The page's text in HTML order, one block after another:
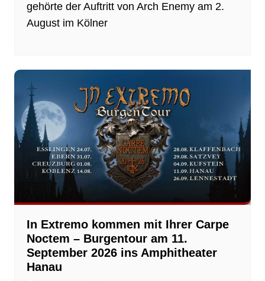
gehörte der Auftritt von Arch Enemy am 2.
August im Kölner
In Extremo kommen mit Ihrer Carpe
Noctem – Burgentour am 11.
September 2026 ins Amphitheater
Hanau